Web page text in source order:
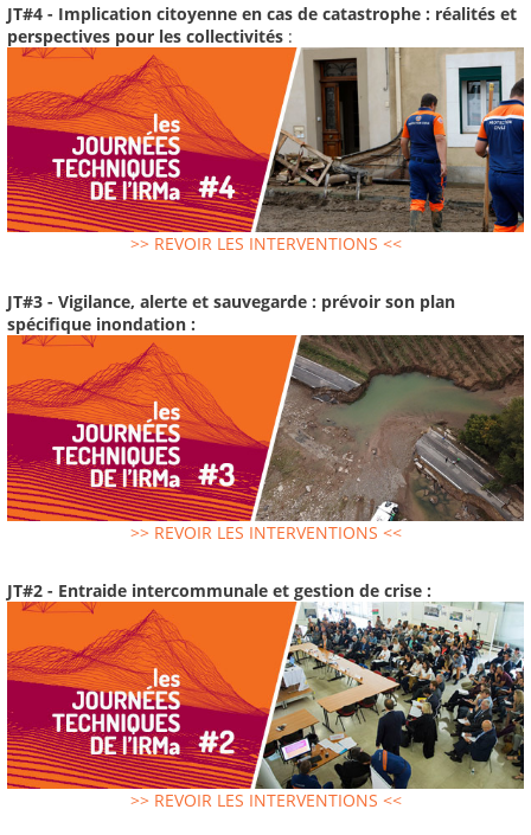
JT#4 - Implication citoyenne en cas de catastrophe : réalités et
perspectives pour les collectivités :
>> REVOIR LES INTERVENTIONS <<
JT#3 - Vigilance, alerte et sauvegarde : prévoir son plan
spécifique inondation :
>> REVOIR LES INTERVENTIONS <<
JT#2 - Entraide intercommunale et gestion de crise :
>> REVOIR LES INTERVENTIONS <<